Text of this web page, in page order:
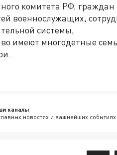
комитета РФ, граждан
военнослужащих,
системы,
имеют многодетные
каналы
новостях и важнейших событиях